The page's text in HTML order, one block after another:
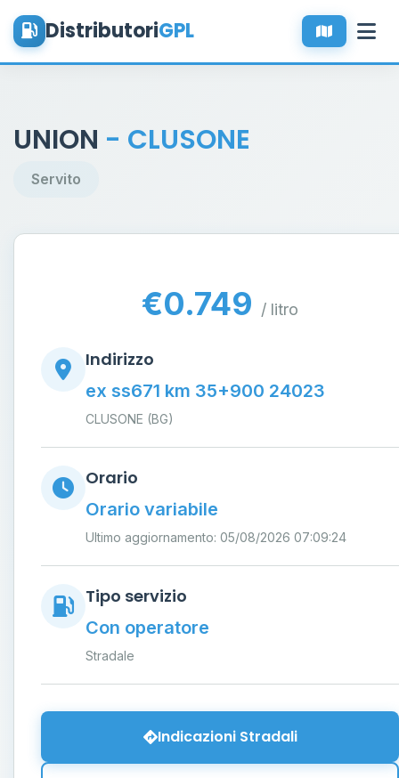
DistributoriGPL
UNION - CLUSONE
Servito
€0.749 / litro
Indirizzo
ex ss671 km 35+900 24023
CLUSONE (BG)
Orario
Orario variabile
Ultimo aggiornamento: 05/08/2026 07:09:24
Tipo servizio
Con operatore
Stradale
Indicazioni Stradali